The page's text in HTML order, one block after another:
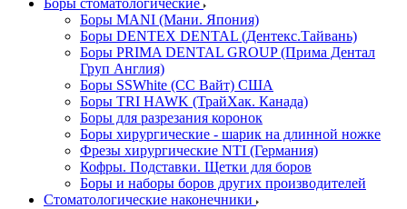
Боры стоматологические
Боры MANI (Мани. Япония)
Боры DENTEX DENTAL (Дентекс.Тайвань)
Боры PRIMA DENTAL GROUP (Прима Дентал
Груп Англия)
Боры SSWhite (СС Вайт) США
Боры TRI HAWK (ТрайХак. Канада)
Боры для разрезания коронок
Боры хирургические - шарик на длинной ножке
Фрезы хирургические NTI (Германия)
Кофры. Подставки. Щетки для боров
Боры и наборы боров других производителей
Стоматологические наконечники